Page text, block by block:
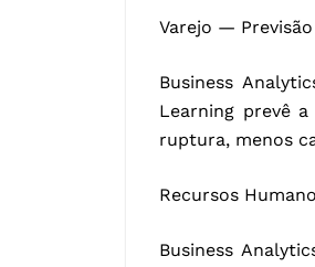
Varejo —
Business
Learning prevê
ruptura, menos
Recursos
Business